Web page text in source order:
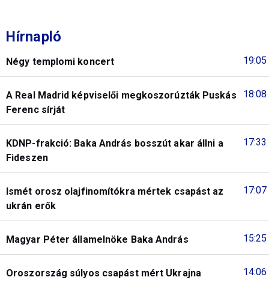
Hírnapló
19:05
Négy templomi koncert
18:08
A Real Madrid képviselői megkoszorúzták Puskás
Ferenc sírját
17:33
KDNP-frakció: Baka András bosszút akar állni a
Fideszen
17:07
Ismét orosz olajfinomítókra mértek csapást az
ukrán erők
15:25
Magyar Péter államelnöke Baka András
14:06
Oroszország súlyos csapást mért Ukrajna